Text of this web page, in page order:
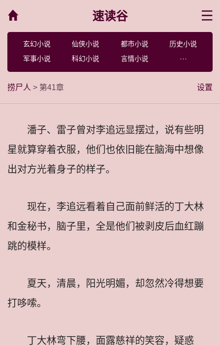
速读谷
玄幻小说 仙侠小说 都市小说
历史小说
军事小说
科幻小说 言情小说 ···
设置
捞尸人 > 第41章
潘子、雷子曾对李追远显摆过，说有些明
星就算穿着衣服，他们也依旧能在脑海中想像
出对方光着身子的样子。
现在，李追远看着自己面前鲜活的丁大林
和金秘书，脑子里，全是他们被剥皮后血红蹦
跳的模样。
夏天，清晨，阳光明媚，却忽然冷得想要
打哆嗦。
丁大林弯下腰，面露慈祥的笑容，疑惑